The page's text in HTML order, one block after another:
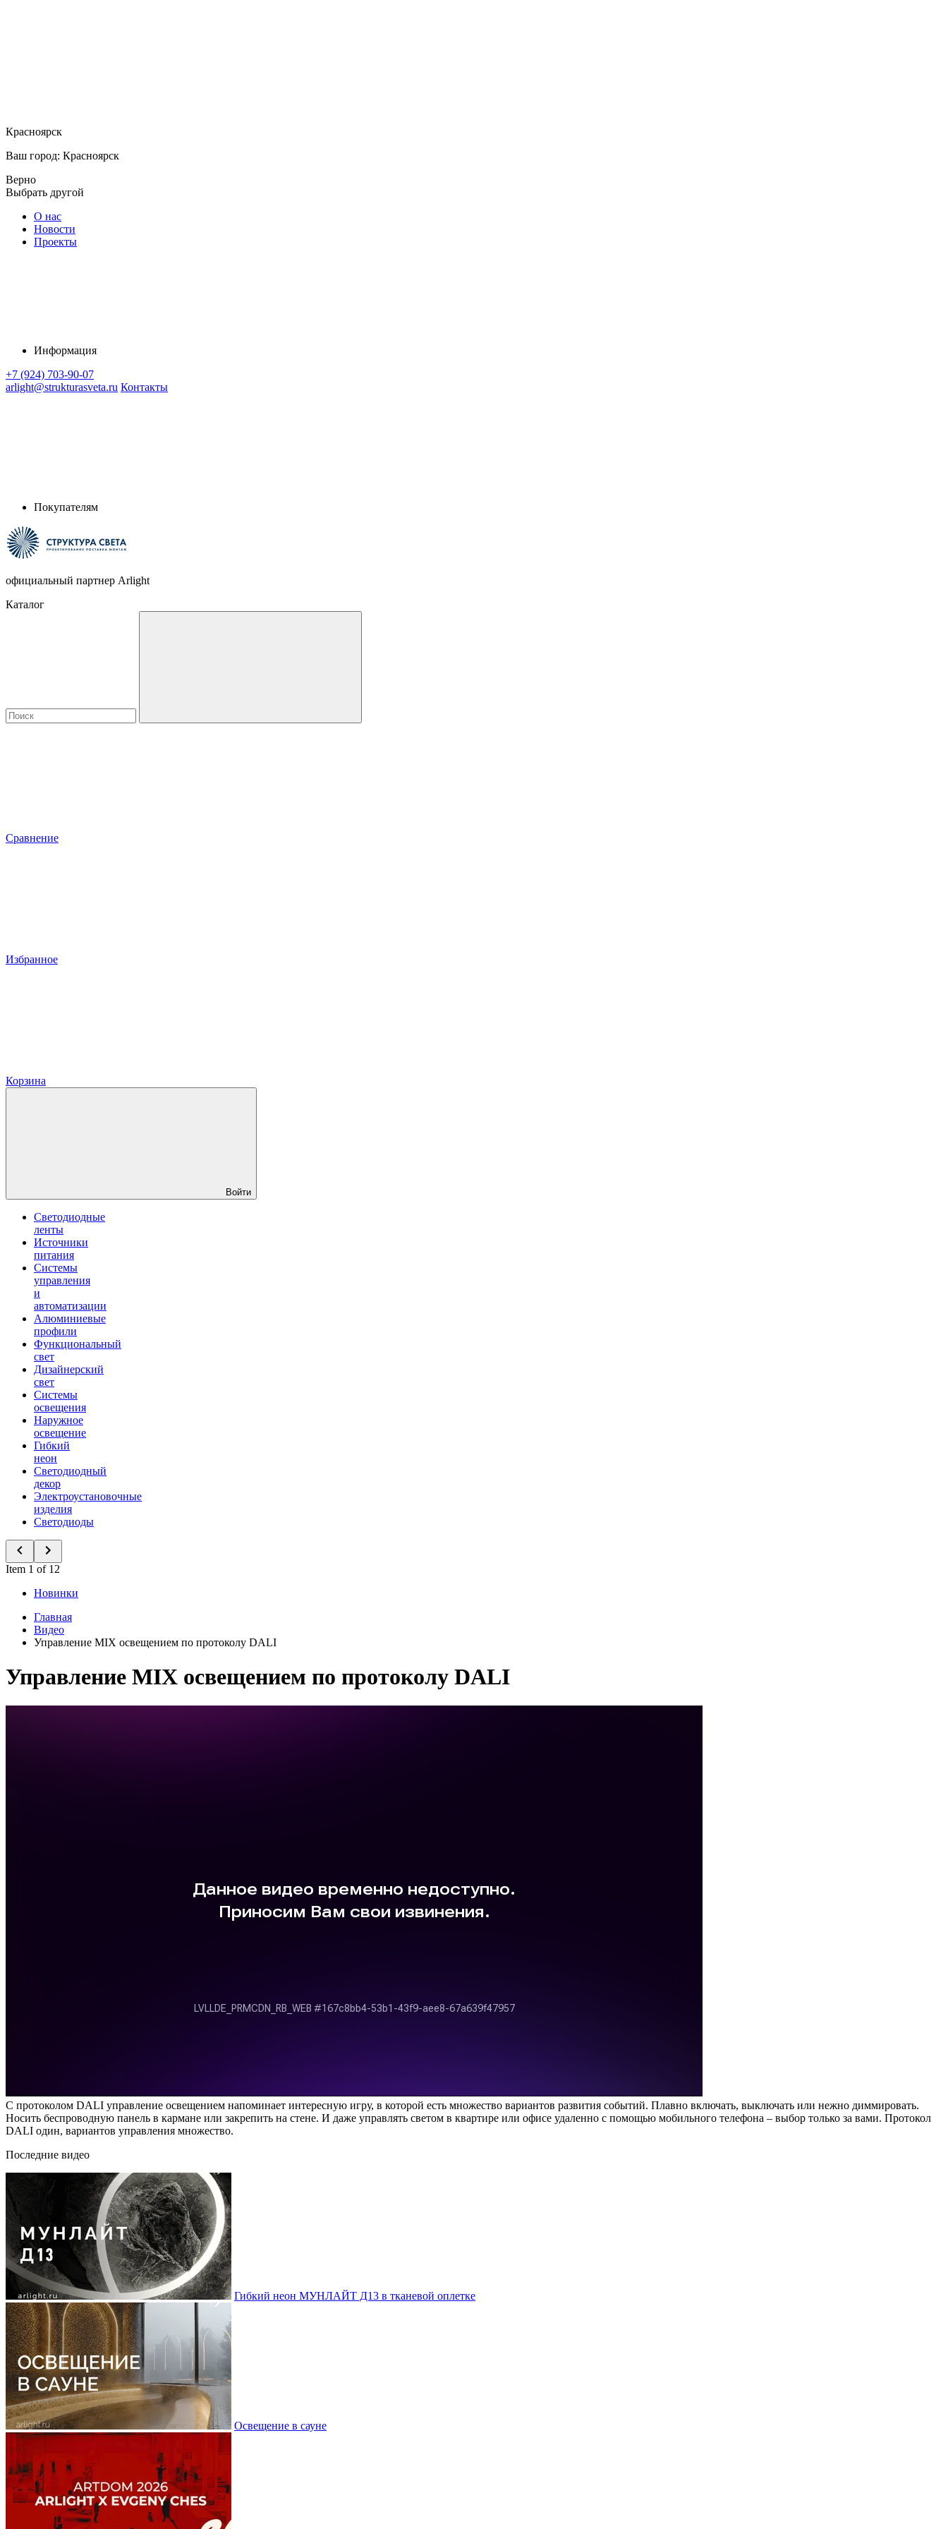
Красноярск
Ваш город: Красноярск
Верно
Выбрать другой
О нас
Новости
Проекты
Информация
+7 (924) 703-90-07
arlight@strukturasveta.ru Контакты
Покупателям
официальный партнер Arlight
Каталог
Сравнение
Избранное
Корзина
Войти
Светодиодные
ленты
Источники
питания
Системы
управления
и
автоматизации
Алюминиевые
профили
Функциональный
свет
Дизайнерский
свет
Системы
освещения
Наружное
освещение
Гибкий
неон
Светодиодный
декор
Электроустановочные
изделия
Светодиоды
Item 1 of 12
Новинки
Главная
Видео
Управление MIX освещением по протоколу DALI
Управление MIX освещением по протоколу DALI
С протоколом DALI управление освещением напоминает интересную игру, в которой есть множество вариантов развития событий. Плавно включать, выключать или нежно диммировать.
Носить беспроводную панель в кармане или закрепить на стене. И даже управлять светом в квартире или офисе удаленно с помощью мобильного телефона – выбор только за вами. Протокол
DALI один, вариантов управления множество.
Последние видео
Гибкий неон МУНЛАЙТ Д13 в тканевой оплетке
Освещение в сауне